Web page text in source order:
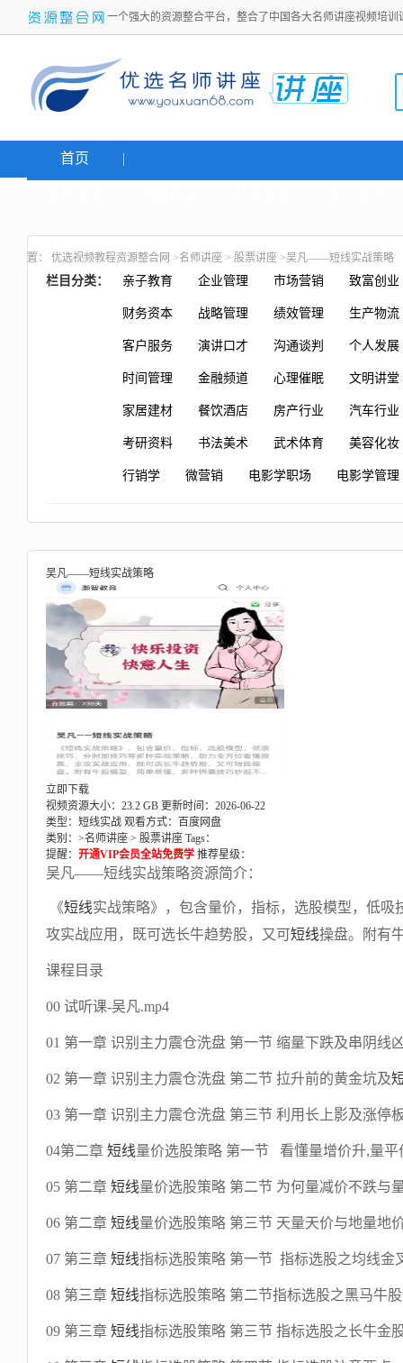
一个强大的资源整合平台，整合了中国各大名师讲座视频培
首页
置： 优选视频教程资源整合网 >名师讲座 > 股票讲座 >吴凡——短线实战策略
栏目分类： 亲子教育 企业管理 市场营销 致富创业
财务资本 战略管理 绩效管理 生产物流
客户服务 演讲口才 沟通谈判 个人发展
时间管理 金融频道 心理催眠 文明讲堂
家居建材 餐饮酒店 房产行业 汽车行业
考研资料 书法美术 武术体育 美容化妆
行销学 微营销 电影学职场 电影学管理
吴凡——短线实战策略
立即下载
视频资源大小：23.2 GB 更新时间：2026-06-22
类型：短线实战 观看方式：百度网盘
类别：>名师讲座 > 股票讲座 Tags：
提醒： 开通VIP会员全站免费学 推荐星级：
吴凡——短线实战策略资源简介：
《短线实战策略》，包含量价，指标，选股模型，低
攻实战应用，既可选长牛趋势股，又可短线操盘。附有
课程目录
00 试听课-吴凡.mp4
01 第一章 识别主力震仓洗盘 第一节 缩量下跌及串阴线
02 第一章 识别主力震仓洗盘 第二节 拉升前的黄金坑及
03 第一章 识别主力震仓洗盘 第三节 利用长上影及涨停
04第二章 短线量价选股策略 第一节 看懂量增价升,量平
05 第二章 短线量价选股策略 第二节 为何量减价不跌与
06 第二章 短线量价选股策略 第三节 天量天价与地量地
07 第三章 短线指标选股策略 第一节 指标选股之均线金
08 第三章 短线指标选股策略 第二节指标选股之黑马牛
09 第三章 短线指标选股策略 第三节 指标选股之长牛金